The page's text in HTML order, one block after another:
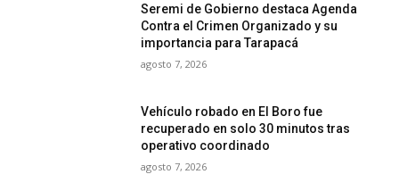
Seremi de Gobierno destaca Agenda
Contra el Crimen Organizado y su
importancia para Tarapacá
agosto 7, 2026
Vehículo robado en El Boro fue
recuperado en solo 30 minutos tras
operativo coordinado
agosto 7, 2026